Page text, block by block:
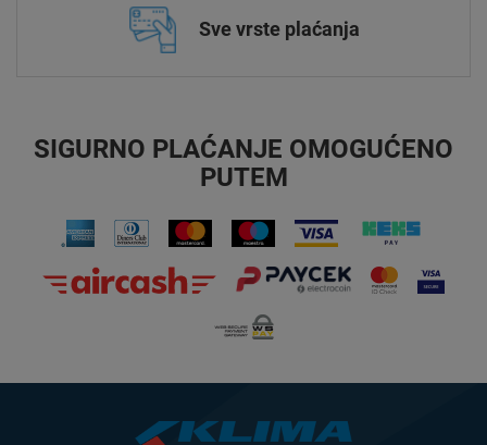
Sve vrste plaćanja
SIGURNO PLAĆANJE OMOGUĆENO
PUTEM